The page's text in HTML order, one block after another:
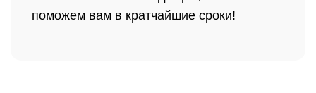
поможем вам в кратчайшие сроки!